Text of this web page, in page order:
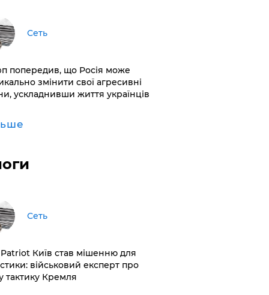
Сеть
попередив, що Росія може
змінити свої агресивні
ускладнивши життя українців
Сеть
Київ став мішенню для
військовий експерт про
тактику Кремля